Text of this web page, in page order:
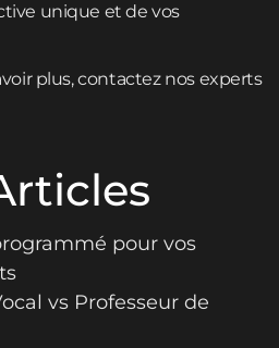
unique et de vos
plus,contacteznos experts
pour vos
vs Professeur de